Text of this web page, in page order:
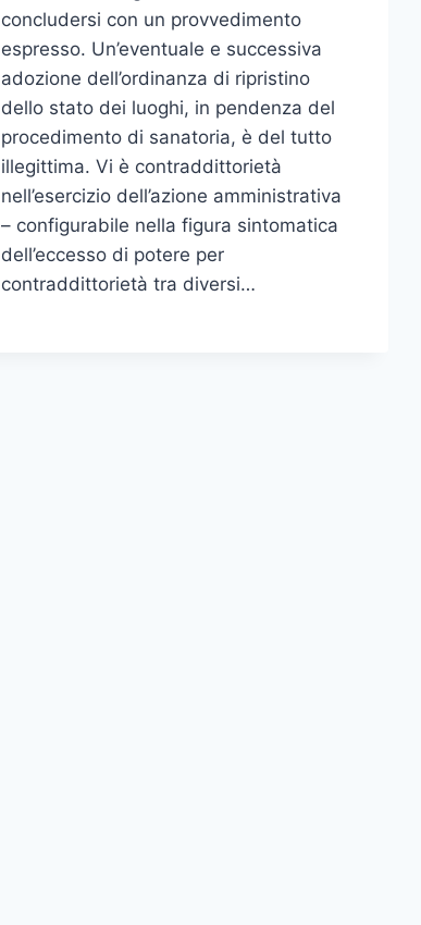
concludersi con un provvedimento
espresso. Un’eventuale e successiva
adozione dell’ordinanza di ripristino
dello stato dei luoghi, in pendenza del
procedimento di sanatoria, è del tutto
illegittima. Vi è contraddittorietà
nell’esercizio dell’azione amministrativa
– configurabile nella figura sintomatica
dell’eccesso di potere per
contraddittorietà tra diversi…